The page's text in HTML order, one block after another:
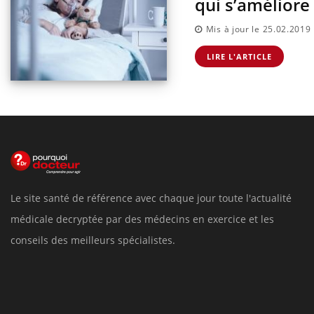
Mis à jour le 25.02.2019
LIRE L'ARTICLE
Le site santé de référence avec chaque jour toute l'actualité
médicale decryptée par des médecins en exercice et les
conseils des meilleurs spécialistes.